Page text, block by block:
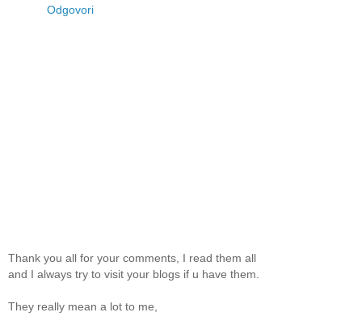
Odgovori
Thank you all for your comments, I read them all
and I always try to visit your blogs if u have them.
They really mean a lot to me,